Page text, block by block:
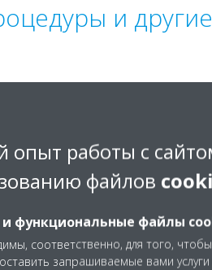
и другие
вида медикаментозного лечения
капли и назальные спреи —
аллергии, и десенсибилизация —
на устранение причины
доз аллергенов.
лучше лечения», то на рынке
первопричины проблемы:
предлагаются домашние
воздуха, а также
работы с
файлов
функциональные файлы
соответственно, для того,
запрашиваемые вами